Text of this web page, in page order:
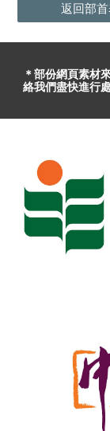
返回部
＊部份網頁素材
絡我們盡快進行處